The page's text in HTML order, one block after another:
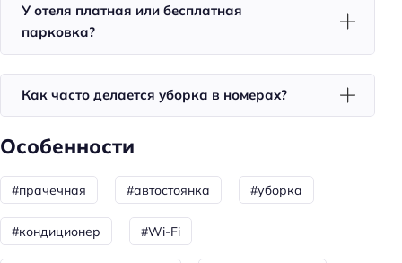
У отеля платная или бесплатная
парковка?
Как часто делается уборка в номерах?
Особенности
#прачечная #автостоянка #уборка
#кондиционер #Wi-Fi